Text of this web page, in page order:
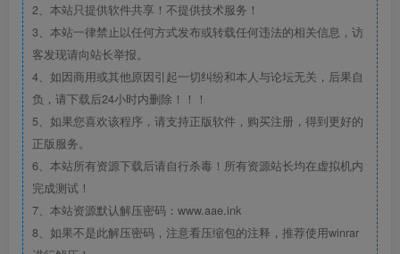
2、本站只提供软件共享！不提供技术服务！
3、本站一律禁止以任何方式发布或转载任何违法的相关信息，访
客发现请向站长举报。
4、如因商用或其他原因引起一切纠纷和本人与论坛无关，后果自
负，请下载后24小时内删除！！！
5、如果您喜欢该程序，请支持正版软件，购买注册，得到更好的
正版服务。
6、本站所有资源下载后请自行杀毒！所有资源站长均在虚拟机内
完成测试！
7、本站资源默认解压密码：www.aae.ink
8、如果不是此解压密码，注意看压缩包的注释，推荐使用winrar